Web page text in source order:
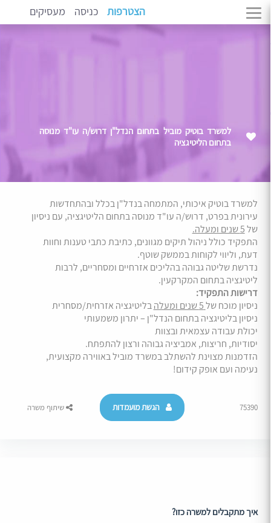
הצטרפות כניסה מעסיקים
למשרד בוטיק מוביל בתחום הנדל"ן דרוש/ה עו"ד מנוסה
בתחום הליטיגציה
למשרד בוטיק איכותי, המתמחה בנדל"ן בכלל ובהתחדשות
עירונית בפרט, דרוש/ה עו"ד מנוסה בתחום הליטיגציה, עם ניסיון
של5 שנים ומעלה.
התפקיד כולל ניהול תיקים מגוונים, כתיבת כתבי טענות וחוות
דעת, וליווי לקוחות בממשק שוטף.
נדרשת שליטה גבוהה בהליכים אזרחיים ומסחריים, לרבות
ליטיגציה בתחום המקרקעין.
דרישות התפקיד:
ניסיון מוכח של5 שנים ומעלה
בליטיגציה אזרחית/מסחרית
ניסיון בליטיגציה בתחום הנדל"ן – יתרון משמעותי
יכולת עבודה עצמאית ובצוות
יסודיות, חריצות, אמביציה גבוהה ורצון להתפתח.
הזדמנות מצוינת להשתלב במשרד מוביל באווירה מקצועית,
נעימה ועם אופק קידום!
75390 הגשת מועמדות שיתוף משרה
איך מתקבלים למשרה כזו?